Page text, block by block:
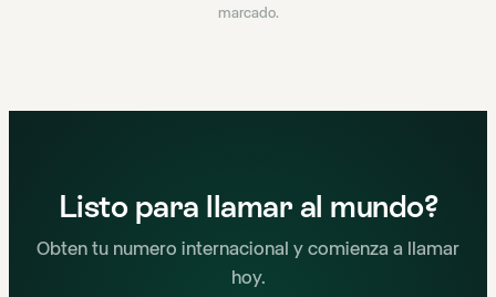
marcado.
Listo para llamar al mundo?
Obten tu numero internacional y comienza a llamar
hoy.